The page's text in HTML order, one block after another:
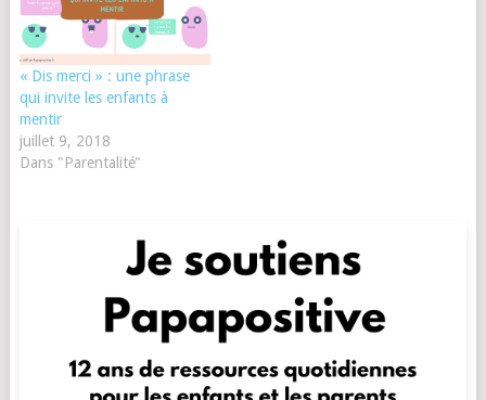
« Dis merci » : une phrase
qui invite les enfants à
mentir
juillet 9, 2018
Dans "Parentalité"